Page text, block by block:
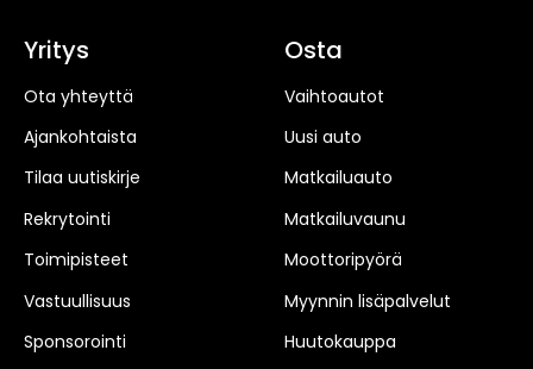
Yritys
Ota yhteyttä
Ajankohtaista
Tilaa uutiskirje
Rekrytointi
Toimipisteet
Vastuullisuus
Sponsorointi
Osta
Vaihtoautot
Uusi auto
Matkailuauto
Matkailuvaunu
Moottoripyörä
Myynnin lisäpalvelut
Huutokauppa